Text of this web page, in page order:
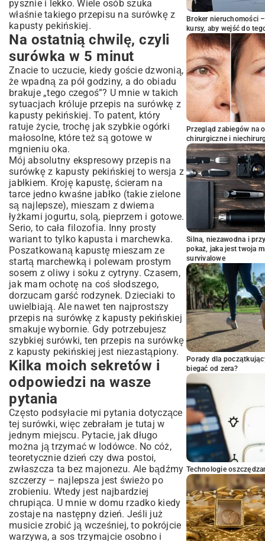
pysznie i lekko. Wiele osób szuka
właśnie takiego przepisu na surówkę z
kapusty pekińskiej.
Na ostatnią chwilę, czyli
surówka w 5 minut
Znacie to uczucie, kiedy goście dzwonią,
że wpadną za pół godziny, a do obiadu
brakuje „tego czegoś”? U mnie w takich
sytuacjach króluje przepis na surówkę z
kapusty pekińskiej. To patent, który
ratuje życie, trochę jakszybkie ogórki
małosolne, które też są gotowe w
mgnieniu oka.
Mój absolutny ekspresowy przepis na
surówkę z kapusty pekińskiej to wersja z
jabłkiem. Kroję kapustę, ścieram na
tarce jedno kwaśne jabłko (takie zielone
są najlepsze), mieszam z dwiema
łyżkami jogurtu, solą, pieprzem i gotowe.
Serio, to cała filozofia. Inny prosty
wariant to tylko kapusta i marchewka.
Poszatkowaną kapustę mieszam ze
startą marchewką i polewam prostym
sosem z oliwy i soku z cytryny. Czasem,
jak mam ochotę na coś słodszego,
dorzucam garść rodzynek. Dzieciaki to
uwielbiają. Ale nawet ten najprostszy
przepis na surówkę z kapusty pekińskiej
smakuje wybornie. Gdy potrzebujesz
szybkiej surówki, ten przepis na surówkę
z kapusty pekińskiej jest niezastąpiony.
Kilka moich sekretów i
odpowiedzi na wasze
pytania
Często podsyłacie mi pytania dotyczące
tej surówki, więc zebrałam je tutaj w
jednym miejscu. Pytacie, jak długo
można ją trzymać w lodówce. No cóż,
teoretycznie dzień czy dwa postoi,
zwłaszcza ta bez majonezu. Ale bądźmy
szczerzy – najlepsza jest świeżo po
zrobieniu. Wtedy jest najbardziej
chrupiąca. U mnie w domu rzadko kiedy
zostaje na następny dzień. Jeśli już
musicie zrobić ją wcześniej, to pokrójcie
warzywa, a sos trzymajcie osobno i
Broker nieruchomości
kursy, aby wejść do
Przegląd zabiegów na
chirurgiczne i
Silna, niezawodna i
pokaż, jaka jest twoja
survivalowe
Porady dla
biegać od zera?
Technologie